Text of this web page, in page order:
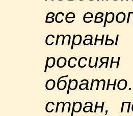
все
страны
стран,